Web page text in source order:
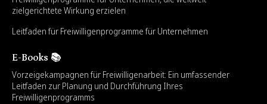
zielgerichtete Wirkung erzielen
Leitfaden für Freiwilligenprogramme für Unternehmen
E-Books 📚
Vorzeigekampagnen für Freiwilligenarbeit: Ein umfassender
Leitfaden zur Planung und Durchführung Ihres
Freiwilligenprogramms